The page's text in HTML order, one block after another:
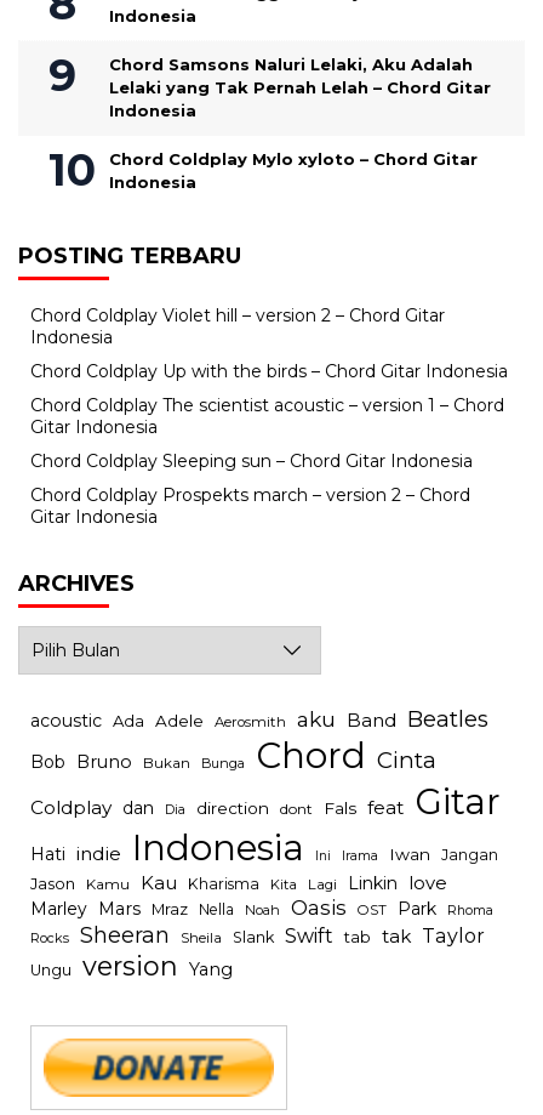
Indonesia
Chord Samsons Naluri Lelaki, Aku Adalah
Lelaki yang Tak Pernah Lelah – Chord Gitar
Indonesia
Chord Coldplay Mylo xyloto – Chord Gitar
Indonesia
POSTING TERBARU
Chord Coldplay Violet hill – version 2 – Chord Gitar
Indonesia
Chord Coldplay Up with the birds – Chord Gitar Indonesia
Chord Coldplay The scientist acoustic – version 1 – Chord
Gitar Indonesia
Chord Coldplay Sleeping sun – Chord Gitar Indonesia
Chord Coldplay Prospekts march – version 2 – Chord
Gitar Indonesia
ARCHIVES
acoustic Ada Adele Aerosmith aku Band Beatles
Bob Bruno Bukan Bunga Chord Cinta
Coldplay dan Dia direction dont Fals feat Gitar
Hati indie Indonesia Ini Irama Iwan Jangan
Jason Kamu Kau Kharisma Kita Lagi Linkin love
Marley Mars Mraz Nella Noah Oasis OST Park Rhoma
Rocks Sheeran Sheila Slank Swift tab tak Taylor
Ungu version Yang